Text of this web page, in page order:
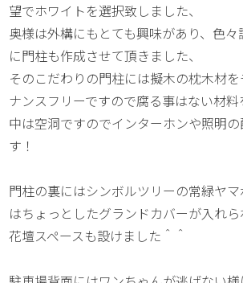
望でホワイトを選択致しました、
奥様は外構にもとても興味があり、色
に門柱も作成させて頂きました、
そのこだわりの門柱には擬木の枕木材
ナンスフリーですので腐る事はない材料
中は空洞ですのでインターホンや照明
す！
門柱の裏にはシンボルツリーの常緑ヤ
はちょっとしたグランドカバーが入れら
花壇スペースも設けました＾＾